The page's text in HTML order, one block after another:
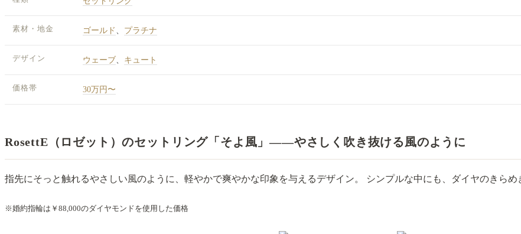
素材・地金 ゴールド プラチナ
デザイン ウェーブ キュート
価格帯 30万円〜
RosettE（ロゼット）のセットリング「そよ風」——やさしく吹き抜ける風のように
指先にそっと触れるやさしい風のように、軽やかで爽やかな印象を与えるデザイン。 シンプルな中にも、ダイヤのきら
※婚約指輪は￥88,000のダイヤモンドを使用した価格